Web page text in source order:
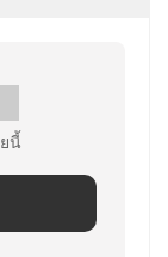
นี้